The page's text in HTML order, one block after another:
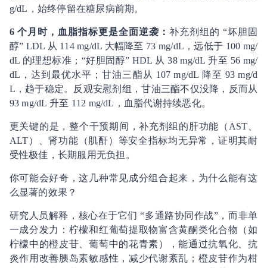
g/dL，始终停留在糖尿病前期。
6 个月时，血脂指标更是全面逆袭：补充剂组的 “坏胆固
醇” LDL 从 114 mg/dL 大幅降至 73 mg/dL，远低于 100 mg/
dL 的理想标准；“好胆固醇” HDL 从 38 mg/dL 升至 56 mg/
dL，达到最优水平；甘油三酯从 107 mg/dL 降至 93 mg/d
L，趋于稳定。反观安慰剂组，甘油三酯不仅没降，反而从
93 mg/dL 升至 112 mg/dL，血脂代谢持续恶化。
更关键的是，整个干预期间，补充剂组的肝功能（AST、
ALT）、肾功能（肌酐）等安全指标均无异常，证明其耐
受性极佳，长期服用无负担。
你可能会好奇，这几种常见成分组合起来，为什么能有这
么显著的效果？
研究人员解释，核心在于它们 “多通路协同作战”，而非单
一成分发力：柠檬和红葡萄提取物富含黄酮类化合物（如
柠檬中的橙皮苷、葡萄中的花青素），能通过抗氧化、抗
炎作用改善胰岛素敏感性，减少代谢紊乱；橙皮苷作为柑